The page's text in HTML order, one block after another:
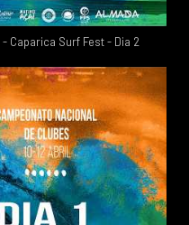
Caparica Surf Fest - Dia 2